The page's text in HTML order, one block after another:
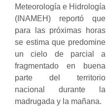
Meteorología e Hidrología
(INAMEH) reportó que
para las próximas horas
se estima que predomine
un cielo de parcial a
fragmentado en buena
parte del territorio
nacional durante la
madrugada y la mañana.